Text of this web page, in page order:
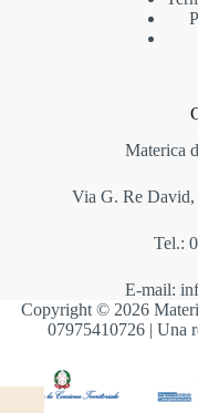
Materica
Via G. Re
Tel.:
E-mail:
Copyright © 2026
07975410726 | Una